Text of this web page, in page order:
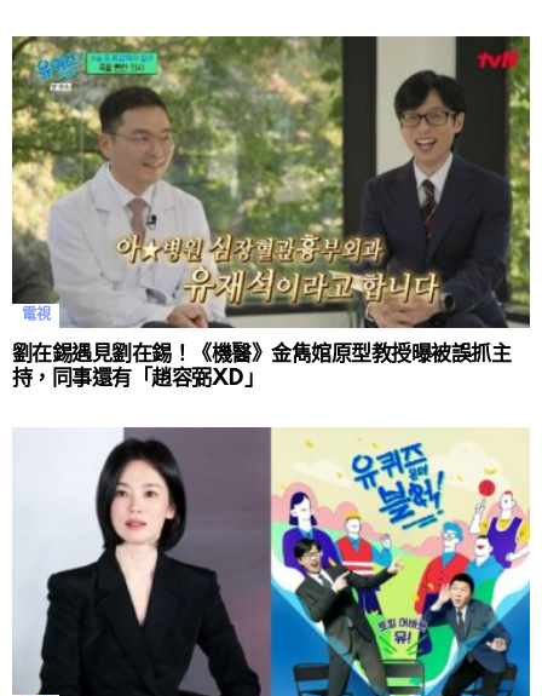
電視
劉在錫遇見劉在錫！《機醫》金雋婠原型教授曝被誤抓主
持，同事還有「趙容弼XD」